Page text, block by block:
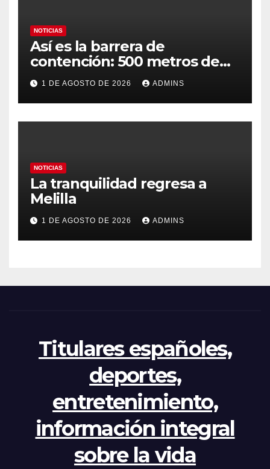
NOTICIAS
Así es la barrera de
contención: 500 metros de
longitud, con una altura en
superficie de 30 a 70
centímetros
1 DE AGOSTO DE 2026 ADMINS
NOTICIAS
La tranquilidad regresa a
Melilla
1 DE AGOSTO DE 2026 ADMINS
Titulares españoles,
deportes,
entretenimiento,
información integral
sobre la vida